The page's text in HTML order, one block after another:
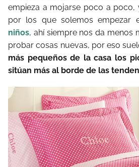
empieza a mojarse poco a
por los que solemos empezar
niños, ahí siempre nos da menos
probar cosas nuevas, por eso
más pequeños de la casa los
sitúan más al borde de las